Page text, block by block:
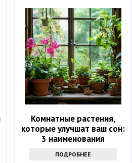
Комнатные растения,
которые улучшат ваш сон:
3 наименования
ПОДРОБНЕЕ